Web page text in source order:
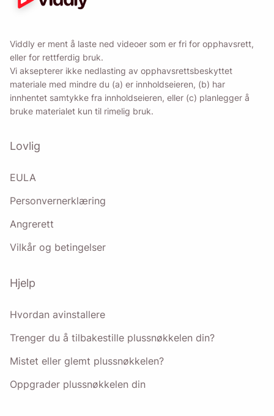
Viddly er ment å laste ned videoer som er fri for opphavsrett,
eller for rettferdig bruk.
Vi aksepterer ikke nedlasting av opphavsrettsbeskyttet
materiale med mindre du (a) er innholdseieren, (b) har
innhentet samtykke fra innholdseieren, eller (c) planlegger å
bruke materialet kun til rimelig bruk.
Lovlig
EULA
Personvernerklæring
Angrerett
Vilkår og betingelser
Hjelp
Hvordan avinstallere
Trenger du å tilbakestille plussnøkkelen din?
Mistet eller glemt plussnøkkelen?
Oppgrader plussnøkkelen din